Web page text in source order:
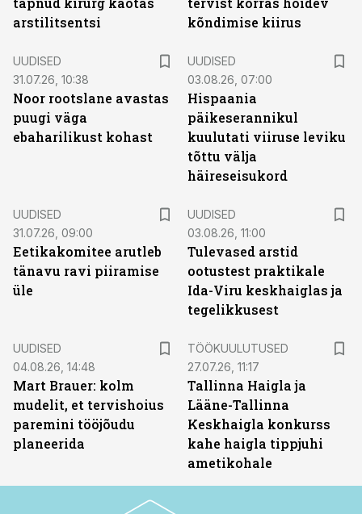
arstilitsentsi
kõndimise kiirus
UUDISED
31.07.26, 10:38
Noor rootslane avastas
puugi väga
ebaharilikust kohast
UUDISED
03.08.26, 07:00
Hispaania
päikeserannikul
kuulutati viiruse leviku
tõttu välja
häireseisukord
UUDISED
31.07.26, 09:00
Eetikakomitee arutleb
tänavu ravi piiramise
üle
UUDISED
03.08.26, 11:00
Tulevased arstid
ootustest praktikale
Ida-Viru keskhaiglas ja
tegelikkusest
UUDISED
04.08.26, 14:48
Mart Brauer: kolm
mudelit, et tervishoius
paremini tööjõudu
planeerida
TÖÖKUULUTUSED
27.07.26, 11:17
Tallinna Haigla ja
Lääne-Tallinna
Keskhaigla konkurss
kahe haigla tippjuhi
ametikohale